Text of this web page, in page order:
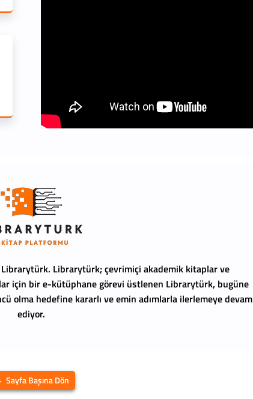
Librarytürk. Librarytürk; çevrimiçi akademik kitaplar ve
için bir e-kütüphane görevi üstlenen Librarytürk, bugüne
olma hedefine kararlı ve emin adımlarla ilerlemeye devam
ediyor.
Sayfa Başına Dön